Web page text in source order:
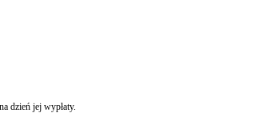
Nagrodę jubileuszową powinno wypłacać się jednorazowo z dołu w ostatnim dniu miesiąca, a naliczać na dzień nabycia do niej prawa lub na dzień jej wypłaty.